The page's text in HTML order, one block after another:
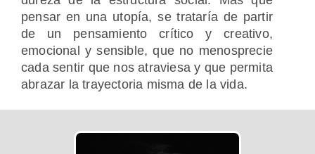
pensar en una utopía, se trataría de partir
de un pensamiento crítico y creativo,
emocional y sensible, que no menosprecie
cada sentir que nos atraviesa y que permita
abrazar la trayectoria misma de la vida.